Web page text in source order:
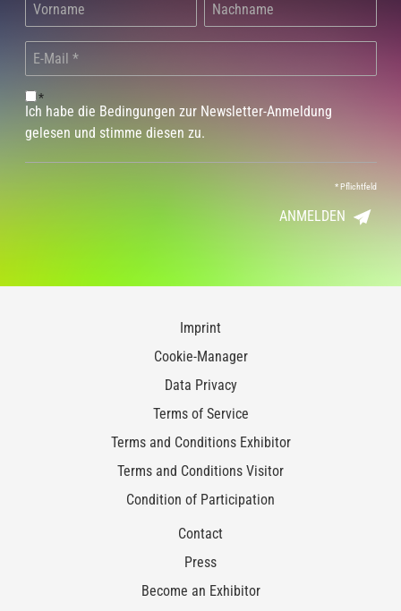
*
Ich habe die Bedingungen zur Newsletter-Anmeldung
gelesen und stimme diesen zu.
*Pflichtfeld
ANMELDEN
Imprint
Cookie-Manager
Data Privacy
Terms of Service
Terms and Conditions Exhibitor
Terms and Conditions Visitor
Condition of Participation
Contact
Press
Become an Exhibitor